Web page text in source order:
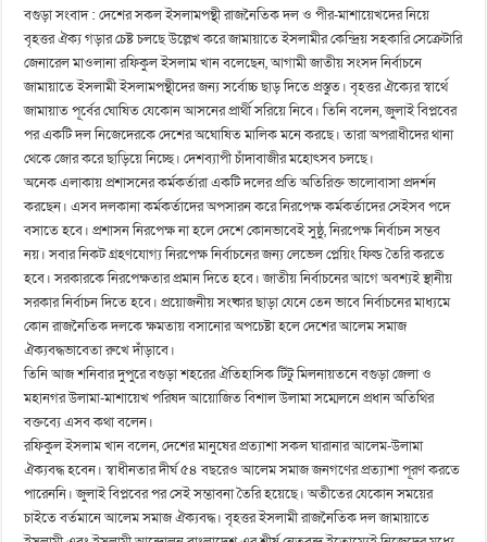
বগুড়া সংবাদ : দেশের সকল ইসলামপন্থী রাজনৈতিক দল ও পীর-মাশায়েখদের নিয়ে
বৃহত্তর ঐক্য গড়ার চেষ্ট চলছে উল্লেখ করে জামায়াতে ইসলামীর কেন্দ্রিয় সহকারি সেক্রেটারি
জেনারেল মাওলানা রফিকুল ইসলাম খান বলেছেন, আগামী জাতীয় সংসদ নির্বাচনে
জামায়াতে ইসলামী ইসলামপন্থীদের জন্য সর্বোচ্চ ছাড় দিতে প্রস্তুত। বৃহত্তর ঐক্যের স্বার্থে
জামায়াত পূর্বের ঘোষিত যেকোন আসনের প্রার্থী সরিয়ে নিবে। তিনি বলেন, জুলাই বিপ্লবের
পর একটি দল নিজেদেরকে দেশের অঘোষিত মালিক মনে করছে। তারা অপরাধীদের থানা
থেকে জোর করে ছাড়িয়ে নিচ্ছে। দেশব্যাপী চাঁদাবাজীর মহোৎসব চলছে।
অনেক এলাকায় প্রশাসনের কর্মকর্তারা একটি দলের প্রতি অতিরিক্ত ভালোবাসা প্রদর্শন
করছেন। এসব দলকানা কর্মকর্তাদের অপসারন করে নিরপেক্ষ কর্মকর্তাদের সেইসব পদে
বসাতে হবে। প্রশাসন নিরপেক্ষ না হলে দেশে কোনভাবেই সুষ্ঠু, নিরপেক্ষ নির্বাচন সম্ভব
নয়। সবার নিকট গ্রহণযোগ্য নিরপেক্ষ নির্বাচনের জন্য লেভেল প্লেয়িং ফিল্ড তৈরি করতে
হবে। সরকারকে নিরপেক্ষতার প্রমান দিতে হবে। জাতীয় নির্বাচনের আগে অবশ্যই স্থানীয়
সরকার নির্বাচন দিতে হবে। প্রয়োজনীয় সংষ্কার ছাড়া যেনে তেন ভাবে নির্বাচনের মাধ্যমে
কোন রাজনৈতিক দলকে ক্ষমতায় বসানোর অপচেষ্টা হলে দেশের আলেম সমাজ
ঐক্যবদ্ধভাবেতা রুখে দাঁড়াবে।
তিনি আজ শনিবার দুপুরে বগুড়া শহরের ঐতিহাসিক টিটু মিলনায়তনে বগুড়া জেলা ও
মহানগর উলামা-মাশায়েখ পরিষদ আয়োজিত বিশাল উলামা সম্মেলনে প্রধান অতিথির
বক্তব্যে এসব কথা বলেন।
রফিকুল ইসলাম খান বলেন, দেশের মানুষের প্রত্যাশা সকল ঘারানার আলেম-উলামা
ঐক্যবদ্ধ হবেন। স্বাধীনতার দীর্ঘ ৫৪ বছরেও আলেম সমাজ জনগণের প্রত্যাশা পূরণ করতে
পারেননি। জুলাই বিপ্লবের পর সেই সম্ভাবনা তৈরি হয়েছে। অতীতের যেকোন সময়ের
চাইতে বর্তমানে আলেম সমাজ ঐক্যবদ্ধ। বৃহত্তর ইসলামী রাজনৈতিক দল জামায়াতে